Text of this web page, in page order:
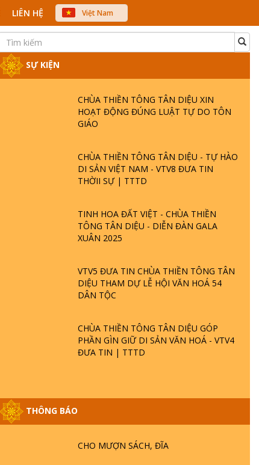
LIÊN HỆ
Việt Nam
中文
SỰ KIỆN
CHÙA THIỀN TÔNG TÂN DIỆU XIN
HOẠT ĐỘNG ĐÚNG LUẬT TỰ DO TÔN
GIÁO
CHÙA THIỀN TÔNG TÂN DIỆU - TỰ HÀO
DI SẢN VIỆT NAM - VTV8 ĐƯA TIN
THỜII SỰ | TTTD
TINH HOA ĐẤT VIỆT - CHÙA THIỀN
TÔNG TÂN DIỆU - DIỄN ĐÀN GALA
XUÂN 2025
VTV5 ĐƯA TIN CHÙA THIỀN TÔNG TÂN
DIỆU THAM DỰ LỄ HỘI VĂN HOÁ 54
DÂN TỘC
CHÙA THIỀN TÔNG TÂN DIỆU GÓP
PHẦN GÌN GIỮ DI SẢN VĂN HOÁ - VTV4
ĐƯA TIN | TTTD
THÔNG BÁO
CHO MƯỢN SÁCH, ĐĨA
HỘI GÌ? TỬ VÌ ĐẠO